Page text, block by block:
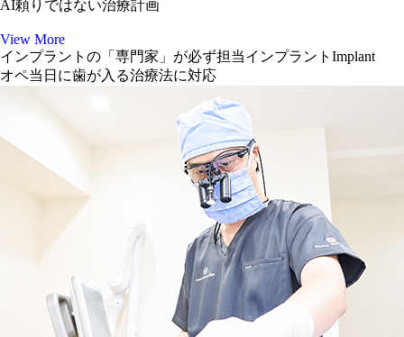
AI頼りではない治療計画
View More
インプラントの「専門家」が必ず担当インプラント Implant
オペ当日に歯が入る治療法に対応